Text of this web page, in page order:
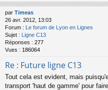
par Timeas
26 avr. 2012, 13:03
Forum : Le forum de Lyon en Lignes
Sujet : Ligne C13
Réponses : 277
Vues : 186064
Re : Future ligne C13
Tout cela est evident, mais
transport 'haut de gamme' pour